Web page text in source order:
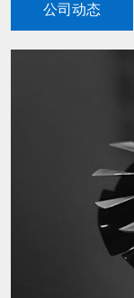
公司动态